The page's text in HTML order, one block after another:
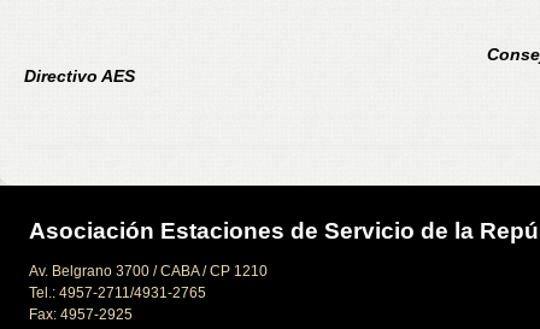
Directivo AES
Asociación Estaciones de Servicio de la
Av. Belgrano 3700 / CABA / CP 1210
Tel.: 4957-2711/4931-2765
Fax: 4957-2925